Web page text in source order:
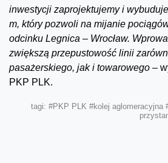
inwestycji zaprojektujemy i
m, który pozwoli na mijanie
odcinku Legnica – Wrocław.
zwiększą przepustowość linii
pasażerskiego, jak i towarowego –
PKP PLK.
tagi: #PKP PLK #kolej aglomeracyjna